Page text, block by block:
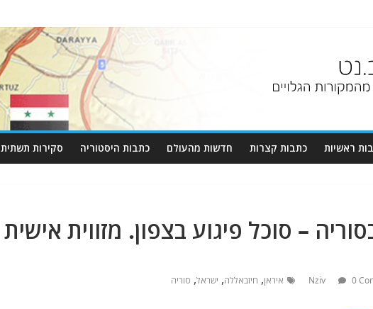
ראשיות כתבות קצרות חדשות מהעולם כתבות היסטוריה סקירות תשתית
– סוכל פיגוע בצפון. מזווית אישית
Nziv 0 איראן, חיזבאללה, ישראל, סוריה